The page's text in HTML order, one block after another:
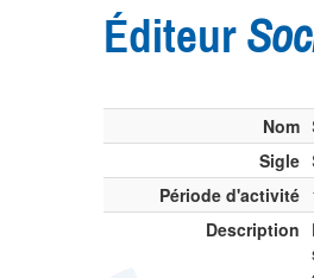
Éditeur
Nom
Sigle
Période d'activité
Description